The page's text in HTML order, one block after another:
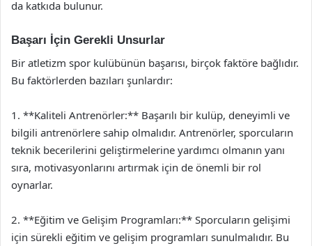
da katkıda bulunur.
Başarı İçin Gerekli Unsurlar
Bir atletizm spor kulübünün başarısı, birçok faktöre bağlıdır.
Bu faktörlerden bazıları şunlardır:
1. **Kaliteli Antrenörler:** Başarılı bir kulüp, deneyimli ve
bilgili antrenörlere sahip olmalıdır. Antrenörler, sporcuların
teknik becerilerini geliştirmelerine yardımcı olmanın yanı
sıra, motivasyonlarını artırmak için de önemli bir rol
oynarlar.
2. **Eğitim ve Gelişim Programları:** Sporcuların gelişimi
için sürekli eğitim ve gelişim programları sunulmalıdır. Bu